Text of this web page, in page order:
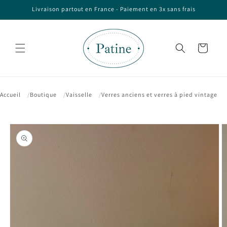
et passerLivraison partout en France - Paiement en 3x sans frais
Panier
Accueil Boutique Vaisselle Verres anciens et verres à pied vintage
Passer aux
informations
produits